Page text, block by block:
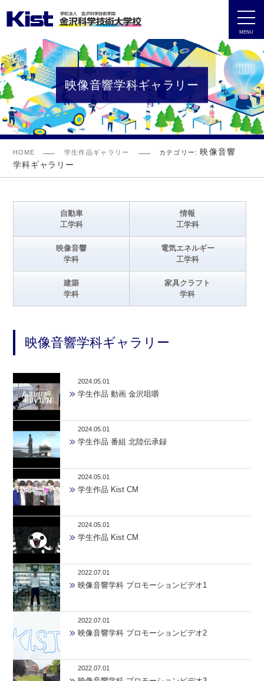
MENU
映像音響学科ギャラリー
HOME 学生作品ギャラリー カテゴリー: 映像音響
学科ギャラリー
自動車
工学科
情報
工学科
映像音響
学科
電気エネルギー
工学科
建築
学科
家具クラフト
学科
映像音響学科ギャラリー
2024.05.01
学生作品 動画 金沢咀嚼
2024.05.01
学生作品 番組 北陸伝承録
2024.05.01
学生作品 Kist CM
2024.05.01
学生作品 Kist CM
2022.07.01
映像音響学科 プロモーションビデオ1
2022.07.01
映像音響学科 プロモーションビデオ2
2022.07.01